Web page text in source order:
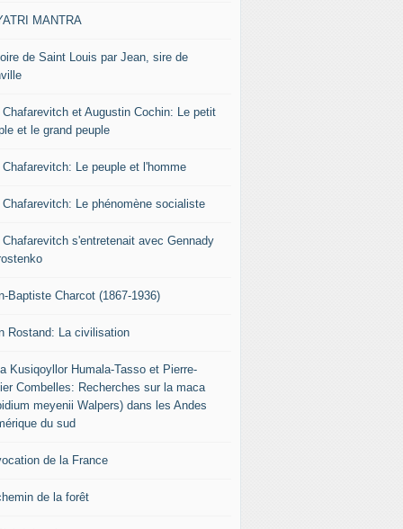
MANTRA
de Saint Louis par Jean, sire de
Chafarevitch et Augustin Cochin: Le petit
et le grand peuple
Chafarevitch: Le peuple et l'homme
Chafarevitch: Le phénomène socialiste
Chafarevitch s'entretenait avec Gennady
Baptiste Charcot (1867-1936)
Rostand: La civilisation
Kusiqoyllor Humala-Tasso et Pierre-
Combelles: Recherches sur la maca
meyenii Walpers) dans les Andes
du sud
de la France
de la forêt